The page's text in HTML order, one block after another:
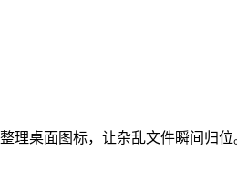
理桌面图标，让杂乱文件瞬间归